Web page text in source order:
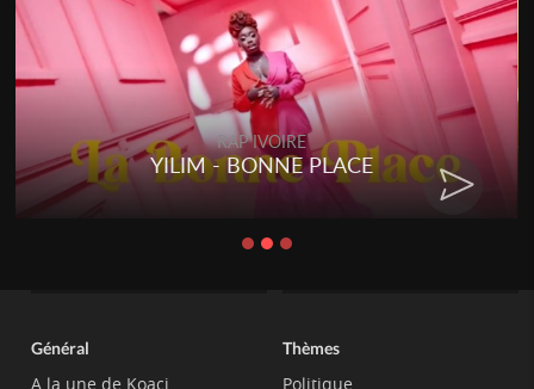
RAP IVOIRE
YILIM - BONNE PLACE
Général
A la une de Koaci
Thèmes
Politique